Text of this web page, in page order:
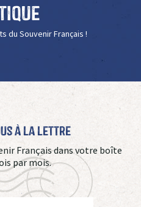
du Souvenir Français !
à La Lettre
Français dans votre boîte
par mois.